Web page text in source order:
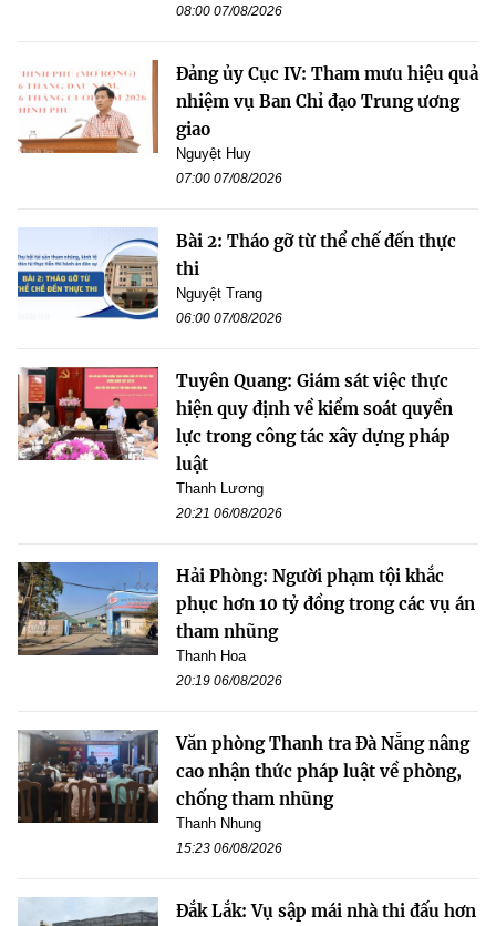
08:00 07/08/2026
Đảng ủy Cục IV: Tham mưu hiệu quả
nhiệm vụ Ban Chỉ đạo Trung ương
giao
Nguyệt Huy
07:00 07/08/2026
Bài 2: Tháo gỡ từ thể chế đến thực
thi
Nguyệt Trang
06:00 07/08/2026
Tuyên Quang: Giám sát việc thực
hiện quy định về kiểm soát quyền
lực trong công tác xây dựng pháp
luật
Thanh Lương
20:21 06/08/2026
Hải Phòng: Người phạm tội khắc
phục hơn 10 tỷ đồng trong các vụ án
tham nhũng
Thanh Hoa
20:19 06/08/2026
Văn phòng Thanh tra Đà Nẵng nâng
cao nhận thức pháp luật về phòng,
chống tham nhũng
Thanh Nhung
15:23 06/08/2026
Đắk Lắk: Vụ sập mái nhà thi đấu hơn